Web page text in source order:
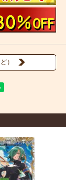
）